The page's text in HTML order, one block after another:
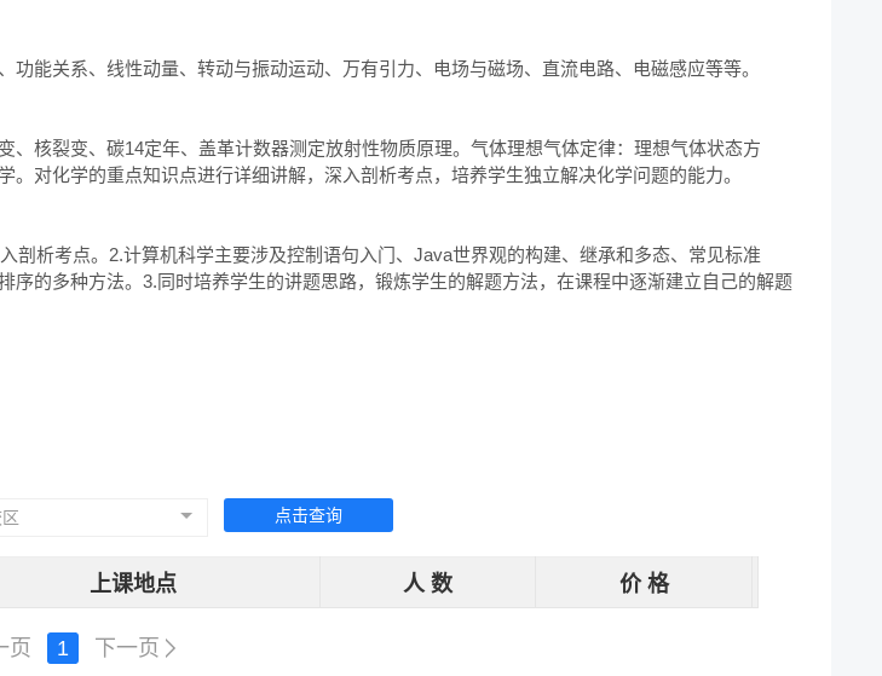
能关系、线性动量、转动与振动运动、万有引力、电场与磁场、直流电路、电磁感应等等。
核裂变、碳14定年、盖革计数器测定放射性物质原理。气体理想气体定律：理想气体状态方
对化学的重点知识点进行详细讲解，深入剖析考点，培养学生独立解决化学问题的能力。
析考点。2.计算机科学主要涉及控制语句入门、Java世界观的构建、继承和多态、常见标准
的多种方法。3.同时培养学生的讲题思路，锻炼学生的解题方法，在课程中逐渐建立自己的解题
点击查询
上课地点 人 数 价 格
页 1 下一页